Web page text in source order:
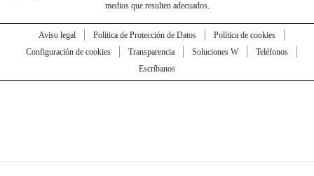
medios que resulten adecuados.
Aviso legal Política de Protección de Datos
Política de cookies
Configuración de cookies
Transparencia Soluciones W
Teléfonos
Escríbanos